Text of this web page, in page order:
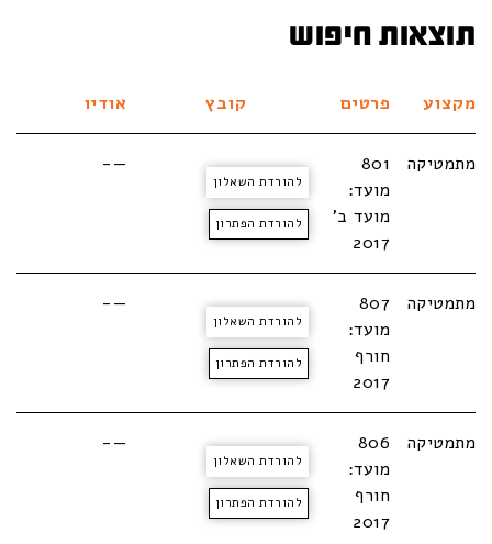
תוצאות חיפוש
מקצוע פרטים קובץ אודיו
מתמטיקה
801
מועד:
מועד ב'
2017
להורדת השאלון
להורדת הפתרון
—-
מתמטיקה
807
מועד:
חורף
2017
להורדת השאלון
להורדת הפתרון
—-
מתמטיקה
806
מועד:
חורף
2017
להורדת השאלון
להורדת הפתרון
—-